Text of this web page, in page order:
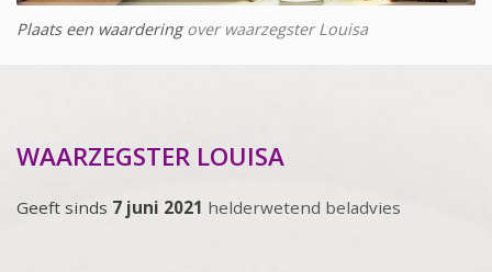
Plaats een waarderingover waarzegster Louisa
WAARZEGSTER LOUISA
Geeft sinds 7 juni 2021 helderwetend beladvies